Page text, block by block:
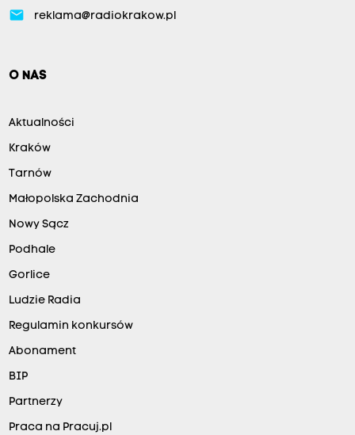
o
a
l
n
y
s
z
k
o
d
email reklama@radiokrakow.pl
O NAS
Aktualności
Kraków
Tarnów
Małopolska Zachodnia
Nowy Sącz
Podhale
Gorlice
Ludzie Radia
Regulamin konkursów
Abonament
BIP
Partnerzy
Praca na Pracuj.pl